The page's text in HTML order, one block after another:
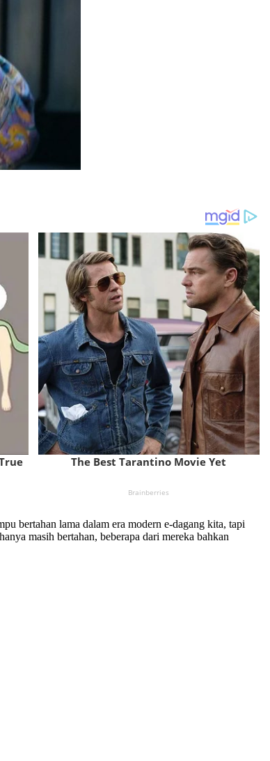
bertahan lama dalam era modern e-dagang kita, tapi
masih bertahan, beberapa dari mereka bahkan